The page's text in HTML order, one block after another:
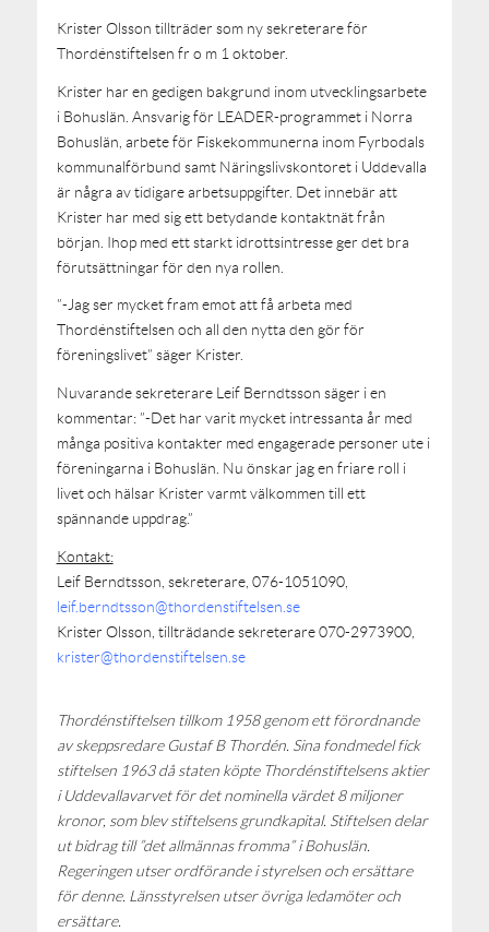
Krister Olsson tillträder som ny sekreterare för
Thordénstiftelsen fr o m 1 oktober.
Krister har en gedigen bakgrund inom utvecklingsarbete
i Bohuslän. Ansvarig för LEADER-programmet i Norra
Bohuslän, arbete för Fiskekommunerna inom Fyrbodals
kommunalförbund samt Näringslivskontoret i Uddevalla
är några av tidigare arbetsuppgifter. Det innebär att
Krister har med sig ett betydande kontaktnät från
början. Ihop med ett starkt idrottsintresse ger det bra
förutsättningar för den nya rollen.
”-Jag ser mycket fram emot att få arbeta med
Thordénstiftelsen och all den nytta den gör för
föreningslivet” säger Krister.
Nuvarande sekreterare Leif Berndtsson säger i en
kommentar: ”-Det har varit mycket intressanta år med
många positiva kontakter med engagerade personer ute i
föreningarna i Bohuslän. Nu önskar jag en friare roll i
livet och hälsar Krister varmt välkommen till ett
spännande uppdrag.”
Kontakt:
Leif Berndtsson, sekreterare, 076-1051090,
leif.berndtsson@thordenstiftelsen.se
Krister Olsson, tillträdande sekreterare 070-2973900,
krister@thordenstiftelsen.se
Thordénstiftelsen tillkom 1958 genom ett förordnande
av skeppsredare Gustaf B Thordén. Sina fondmedel fick
stiftelsen 1963 då staten köpte Thordénstiftelsens aktier
i Uddevallavarvet för det nominella värdet 8 miljoner
kronor, som blev stiftelsens grundkapital. Stiftelsen delar
ut bidrag till ”det allmännas fromma” i Bohuslän.
Regeringen utser ordförande i styrelsen och ersättare
för denne. Länsstyrelsen utser övriga ledamöter och
ersättare.